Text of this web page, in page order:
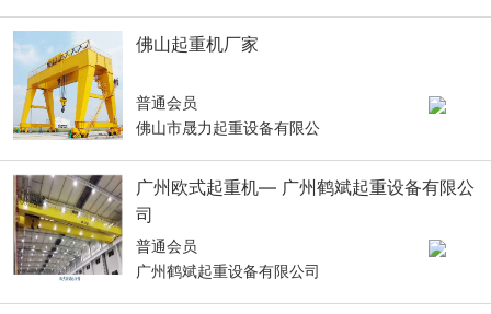
佛山起重机厂家
普通会员
佛山市晟力起重设备有限公
广州欧式起重机— 广州鹤斌起重设备有限公
司
普通会员
广州鹤斌起重设备有限公司